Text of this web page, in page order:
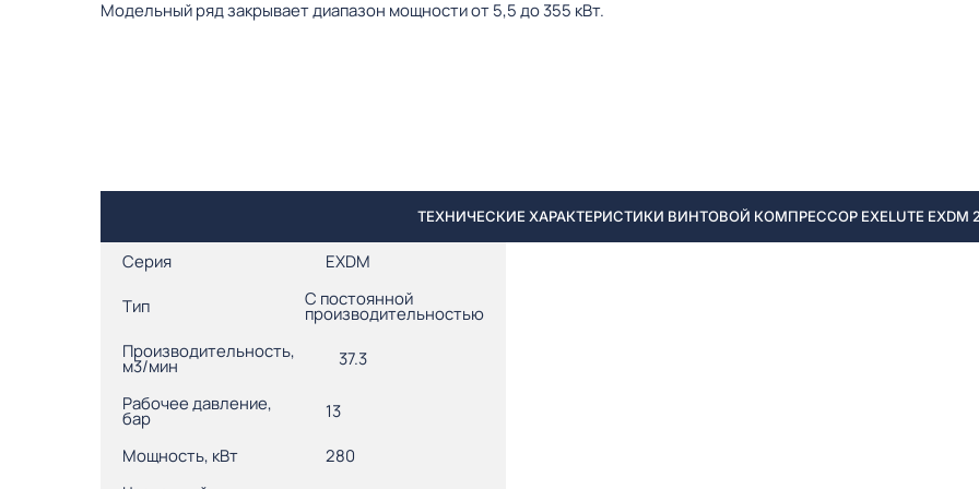
Модельный ряд закрывает диапазон мощности от 5,5 до 355 кВт.
ТЕХНИЧЕСКИЕ ХАРАКТЕРИСТИКИ ВИНТОВОЙ КОМПРЕССОР EXELUTE EXDM
Серия EXDM
Тип С постоянной
производительностью
Производительность,
м3/мин 37.3
Рабочее давление,
бар 13
Мощность, кВт
280